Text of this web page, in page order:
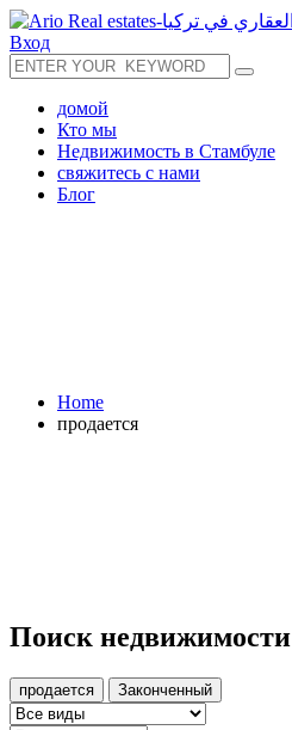
Вход
домой
Кто мы
Недвижимость в Стамбуле
свяжитесь с нами
Блог
Home
продается
Поиск недвижимости
продается Законченный